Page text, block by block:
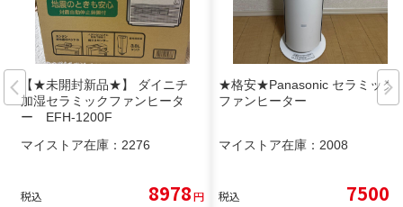
【★未開封新品★】 ダイニチ
加湿セラミックファンヒータ
ー EFH-1200F
マイストア在庫： 2276
税込 8978円
★格安★Panasonic セラミック
ファンヒーター
マイストア在庫： 2008
税込 7500